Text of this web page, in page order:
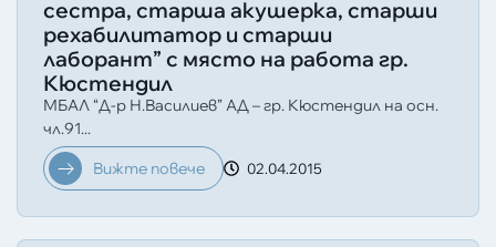
сестра, старша акушерка, старши
рехабилитатор и старши
лаборант” с място на работа гр.
Кюстендил
МБАЛ “Д-р Н.Василиев” АД – гр. Кюстендил на осн.
чл.91...
Вижте повече
02.04.2015